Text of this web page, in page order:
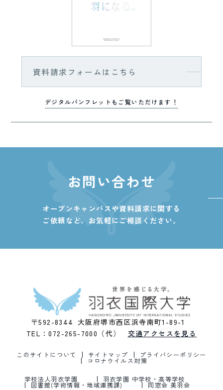
資料請求フォームはこちら
デジタルパンフレットもご覧いただけます！
お問い合わせ
オープンキャンパスや資料請求に関する
ご依頼など、 お気軽にご相談ください。
〒592-8344 大阪府堺市西区浜寺南町1-89-1
TEL：072-265-7000（代）
交通アクセスを見る
このサイトについて サイトマップ プライバシーポリシー
コロナウイルス対策
学校法人羽衣学園 羽衣学園 中学校・高等学校
図書館(学術情報・地域連携課) 同窓会 美羽会